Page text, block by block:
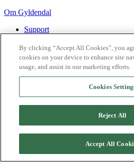
Om Gyldendal
Support
Agency
2026Gyldendal
Personvernerklæringer
By clicking “Accept All Cookies”, you
cookies on your device to enhance site
usage, and assist in our marketing efforts.
Cookies
Reject All
Accept All